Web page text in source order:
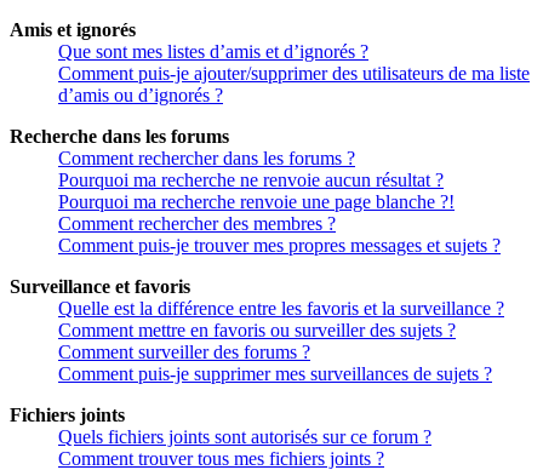
Amis et ignorés
Que sont mes listes d’amis et d’ignorés ?
Comment puis-je ajouter/supprimer des utilisateurs de ma liste
d’amis ou d’ignorés ?
Recherche dans les forums
Comment rechercher dans les forums ?
Pourquoi ma recherche ne renvoie aucun résultat ?
Pourquoi ma recherche renvoie une page blanche ?!
Comment rechercher des membres ?
Comment puis-je trouver mes propres messages et sujets ?
Surveillance et favoris
Quelle est la différence entre les favoris et la surveillance ?
Comment mettre en favoris ou surveiller des sujets ?
Comment surveiller des forums ?
Comment puis-je supprimer mes surveillances de sujets ?
Fichiers joints
Quels fichiers joints sont autorisés sur ce forum ?
Comment trouver tous mes fichiers joints ?